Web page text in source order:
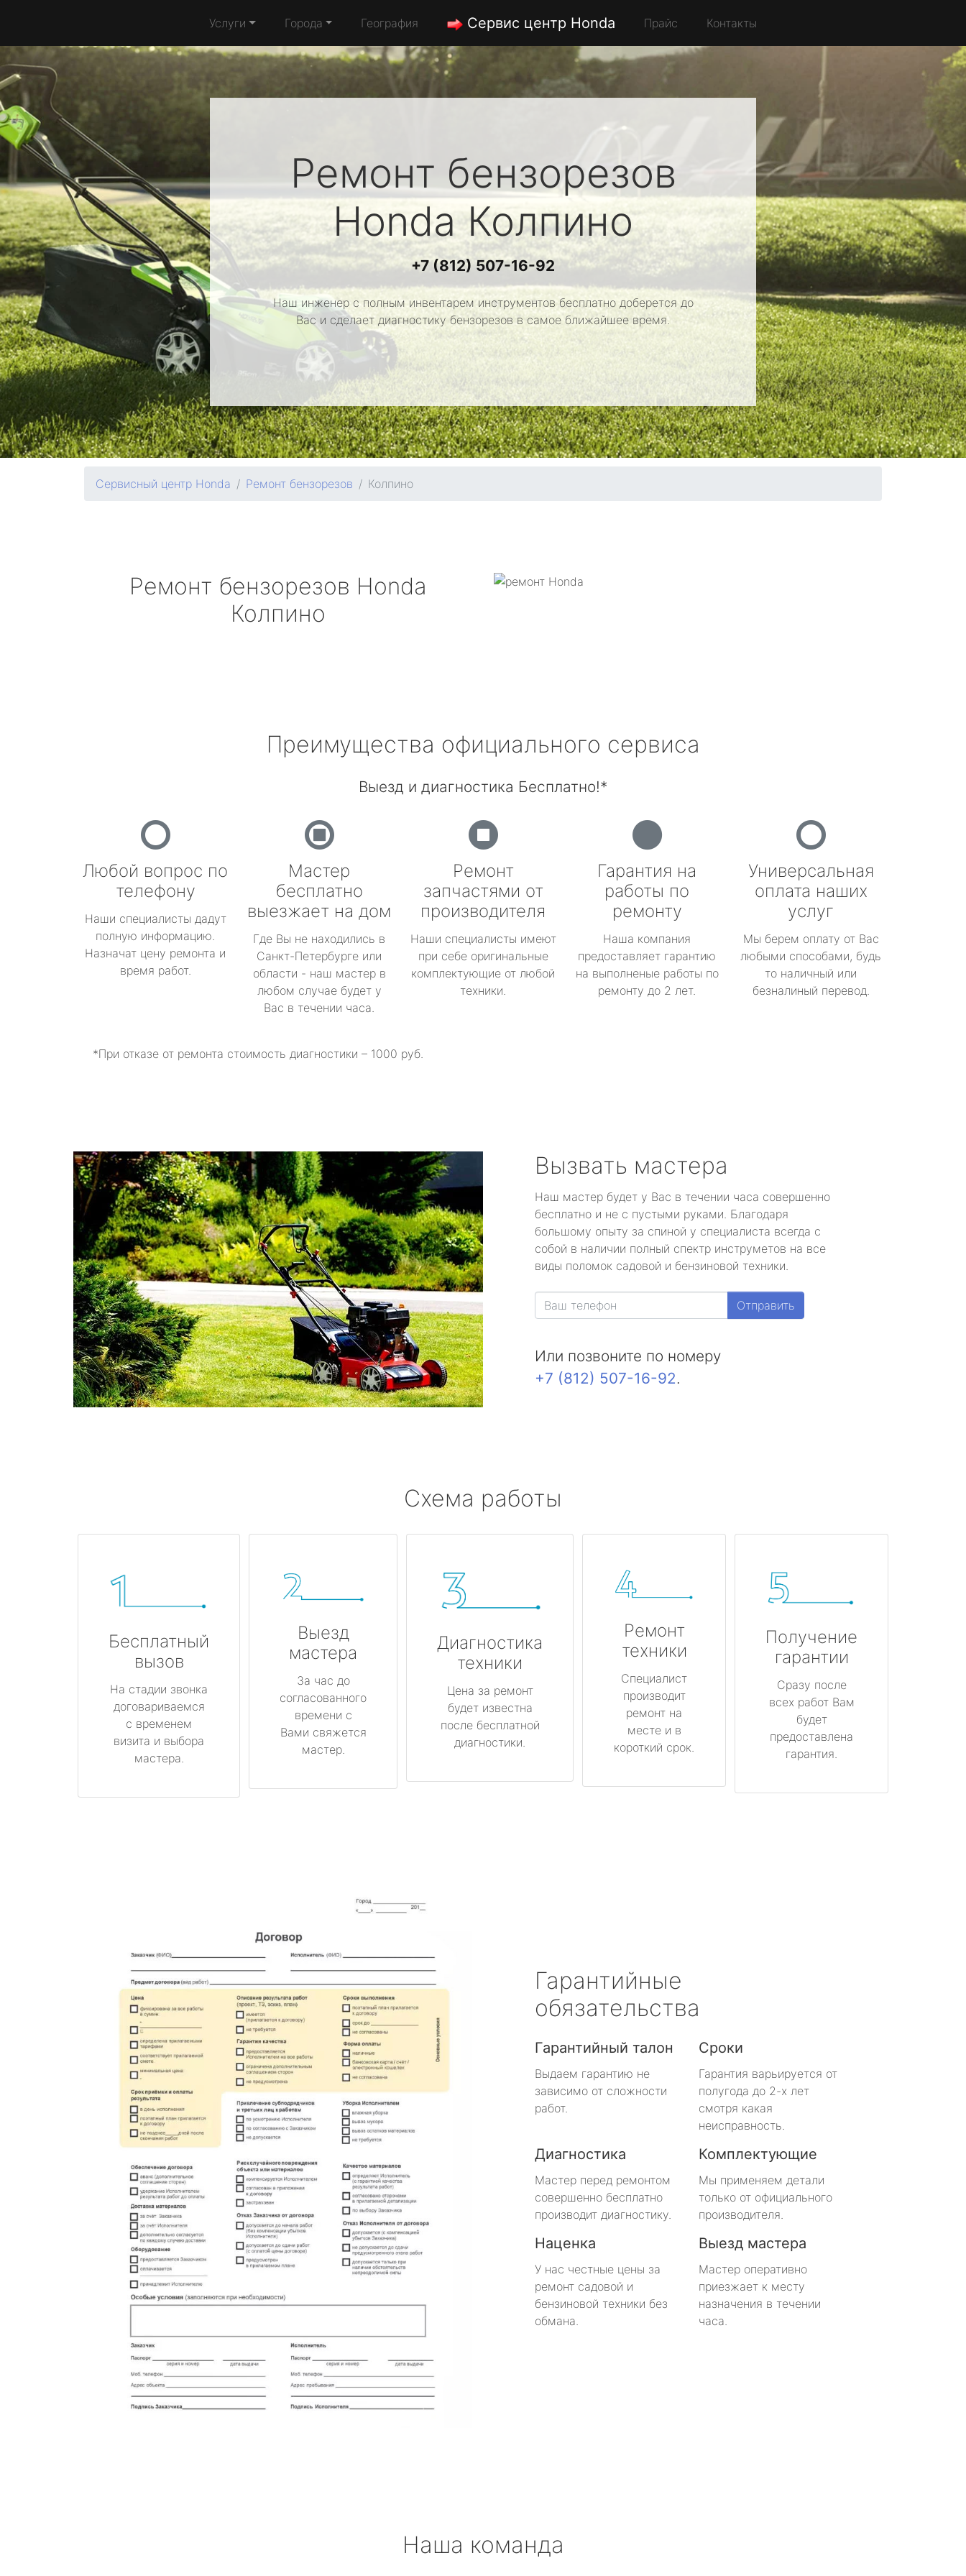
Услуги Города География Сервис центр Honda Прайс Контакты
Ремонт бензорезов
HondaКолпино
+7 (812) 507-16-92
Наш инженер с полным инвентарем инструментов бесплатно доберется до
Вас и сделает диагностику бензорезов в самое ближайшее время.
Сервисный центр Honda Ремонт бензорезов Колпино
Ремонт бензорезов Honda
Колпино
Преимущества официального сервиса
Выезд и диагностика Бесплатно!*
Любой вопрос по
телефону
Наши специалисты дадут
полную информацию.
Назначат цену ремонта и
время работ.
Мастер
бесплатно
выезжает на дом
Где Вы не находились в
Санкт-Петербурге или
области - наш мастер в
любом случае будет у
Вас в течении часа.
Ремонт
запчастями от
производителя
Наши специалисты имеют
при себе оригинальные
комплектующие от любой
техники.
Гарантия на
работы по
ремонту
Наша компания
предоставляет гарантию
на выполненые работы по
ремонту до 2 лет.
Универсальная
оплата наших
услуг
Мы берем оплату от Вас
любыми способами, будь
то наличный или
безналиный перевод.
*При отказе от ремонта стоимость диагностики – 1000 руб.
Вызвать мастера
Наш мастер будет у Вас в течении часа совершенно
бесплатно и не с пустыми руками. Благодаря
большому опыту за спиной у специалиста всегда с
собой в наличии полный спектр инструметов на все
виды поломок садовой и бензиновой техники.
Отправить
Или позвоните по номеру
+7 (812) 507-16-92.
Схема работы
Бесплатный
вызов
На стадии звонка
договариваемся
с временем
визита и выбора
мастера.
Выезд
мастера
За час до
согласованного
времени с
Вами свяжется
мастер.
Диагностика
техники
Цена за ремонт
будет известна
после бесплатной
диагностики.
Ремонт
техники
Специалист
производит
ремонт на
месте и в
короткий срок.
Получение
гарантии
Сразу после
всех работ Вам
будет
предоставлена
гарантия.
Гарантийные
обязательства
Гарантийный талон
Выдаем гарантию не
зависимо от сложности
работ.
Сроки
Гарантия варьируется от
полугода до 2-х лет
смотря какая
неисправность.
Диагностика
Мастер перед ремонтом
совершенно бесплатно
производит диагностику.
Комплектующие
Мы применяем детали
только от официального
производителя.
Наценка
У нас честные цены за
ремонт садовой и
бензиновой техники без
обмана.
Выезд мастера
Мастер оперативно
приезжает к месту
назначения в течении
часа.
Наша команда